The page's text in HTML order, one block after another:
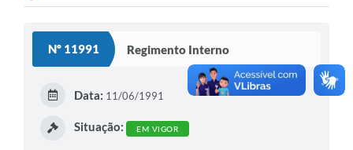
Nº 11991 Regimento Interno
Data: 11/06/1991
Situação: EM VIGOR